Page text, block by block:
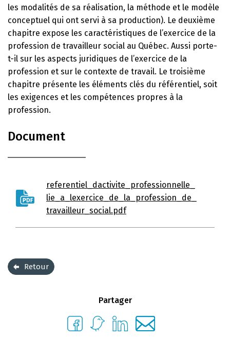
les modalités de sa réalisation, la méthode et le modèle
conceptuel qui ont servi à sa production). Le deuxième
chapitre expose les caractéristiques de l’exercice de la
profession de travailleur social au Québec. Aussi porte-
t-il sur les aspects juridiques de l’exercice de la
profession et sur le contexte de travail. Le troisième
chapitre présente les éléments clés du référentiel, soit
les exigences et les compétences propres à la
profession.
Document
referentiel_dactivite_professionnelle_
lie_a_lexercice_de_la_profession_de_
travailleur_social.pdf
Retour
Partager